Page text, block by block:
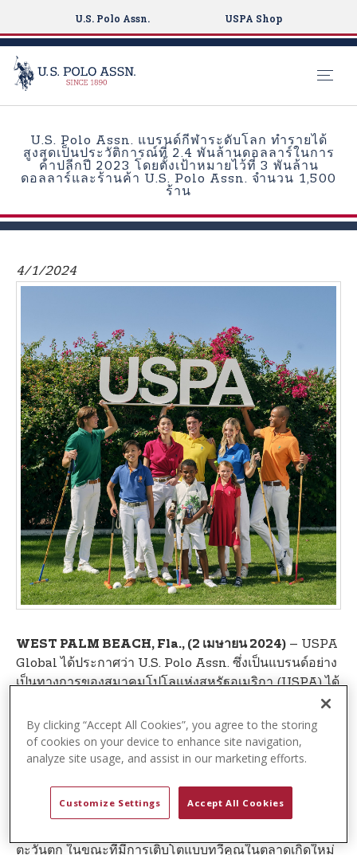
m
U.S. Polo Assn. USPA Shop
U.S. Polo Assn. แบรนด์กีฬาระดับโลก ทำรายได้
สูงสุดเป็นประวัติการณ์ที่ 2.4 พันล้านดอลลาร์ในการ
ค้าปลีกปี 2023 โดยตั้งเป้าหมายไว้ที่ 3 พันล้าน
ดอลลาร์และร้านค้า U.S. Polo Assn. จำนวน 1,500
ร้าน
4/1/2024
WEST PALM BEACH, Fla., (2 เมษายน 2024) – USPA
Global ได้ประกาศว่า U.S. Polo Assn. ซึ่งเป็นแบรนด์อย่าง
เป็นทางการของสมาคมโปโลแห่งสหรัฐอเมริกา (USPA) ได้
สร้างสถิติยอดขายปลีกทั่วโลกที่ 2.4 พันล้านดอลลาร์ในปี
2023
การเติบโตเป็นประวัติการณ์ของแบรนด์กีฬาระดับโลกนั้น
กลยุทธ์การเติบโตที่สมดุลกับส่วนแบ่งการตลาดที่เพิ่มขึ้น
ตะวันตก ในขณะที่มีการเติบโตแบบทวีคูณในตลาดเกิดใหม่
By clicking “Accept All Cookies”, you agree to the storing
of cookies on your device to enhance site navigation,
analyze site usage, and assist in our marketing efforts.
Customize Settings Accept All Cookies